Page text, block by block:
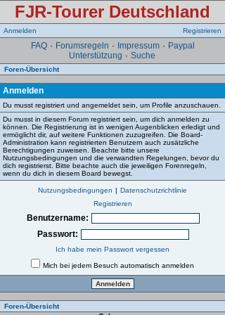
FJR-Tourer Deutschland
Anmelden Registrieren
FAQ · Forumsregeln · Impressum · Paypal
Unterstützung · Suche
Foren-Übersicht
Anmelden
Du musst registriert und angemeldet sein, um Profile anzuschauen.
Du musst in diesem Forum registriert sein, um dich anmelden zu
können. Die Registrierung ist in wenigen Augenblicken erledigt und
ermöglicht dir, auf weitere Funktionen zuzugreifen. Die Board-
Administration kann registrierten Benutzern auch zusätzliche
Berechtigungen zuweisen. Beachte bitte unsere
Nutzungsbedingungen und die verwandten Regelungen, bevor du
dich registrierst. Bitte beachte auch die jeweiligen Forenregeln,
wenn du dich in diesem Board bewegst.
Nutzungsbedingungen | Datenschutzrichtlinie
Registrieren
Benutzername:
Passwort:
Ich habe mein Passwort vergessen
Mich bei jedem Besuch automatisch anmelden
Foren-Übersicht